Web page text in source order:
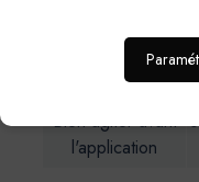
Bien agiter avant
l'application